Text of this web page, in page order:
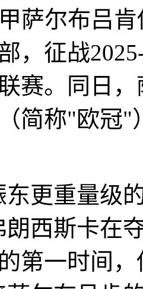
萨尔布吕
，征战
赛。同日
简称"欧冠"
更重量级
西斯卡在
第一时间